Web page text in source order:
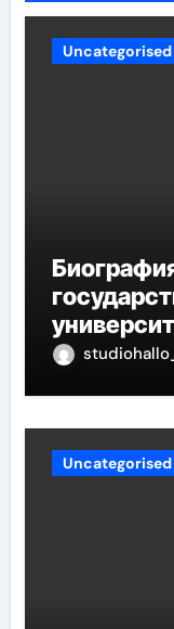
Uncategorised
— от
Uncategorised